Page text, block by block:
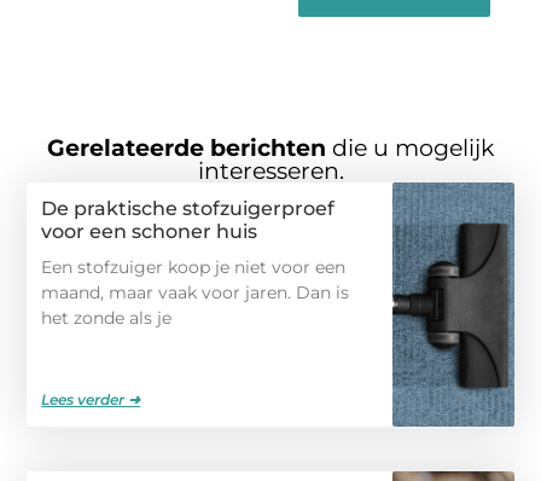
Gerelateerde berichten die u mogelijk
interesseren.
De praktische stofzuigerproef
voor een schoner huis
Een stofzuiger koop je niet voor een
maand, maar vaak voor jaren. Dan is
het zonde als je
Lees verder ➜